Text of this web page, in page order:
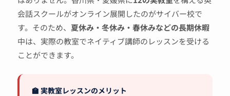
会話スクールがオンライン展開したのがサイバー校で
す。そのため、 夏休み・冬休み・春休みなどの長期休暇
中は、実際の教室でネイティブ講師のレッスンを受ける
ことができます。
🏫 実教室レッスンのメリット